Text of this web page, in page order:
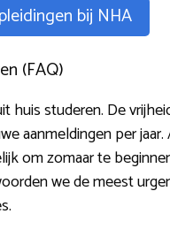
bij NHA
(FAQ)
huis studeren. De
aanmeldingen per jaar.
om zomaar te
we de meest